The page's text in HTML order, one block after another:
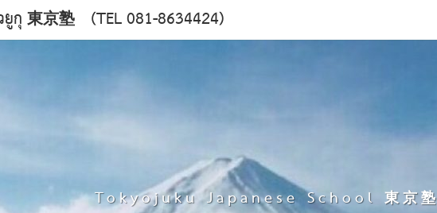
ยูกุ 東京塾 (TEL 081-8634424)
Tokyojuku Japanese School 東京塾